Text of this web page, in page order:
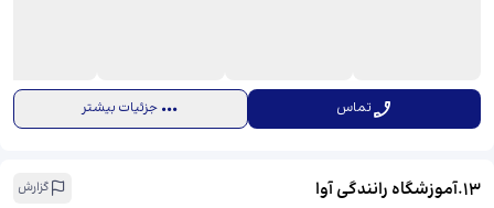
تماس جزئیات بیشتر
13
.آموزشگاه رانندگی آوا
گزارش